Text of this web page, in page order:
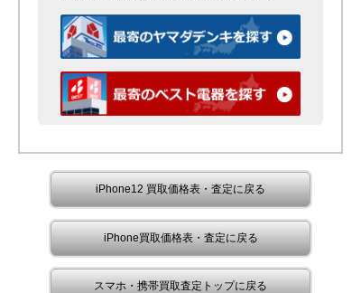
iPhone12 買取価格表・査定に戻る
iPhone買取価格表・査定に戻る
スマホ・携帯買取査定トップに戻る